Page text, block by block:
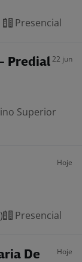
Presencial
Predial22 jun
Superior
Hoje
Presencial
De
Hoje